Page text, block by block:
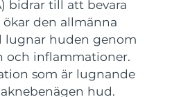
bidrar till att bevara
den allmänna
lugnar huden genom
och inflammationer.
som är lugnande
hud.
Förväntad leverans8/12/26
Förväntad leverans8/10/26
Förväntad leverans